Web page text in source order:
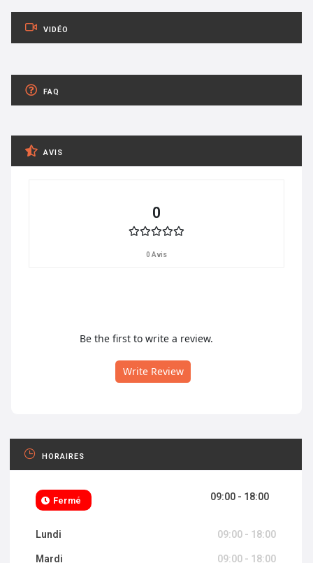
VIDÉO
FAQ
AVIS
0
0 Avis
Be the first to write a review.
Write Review
HORAIRES
Fermé 09:00 - 18:00
Lundi 09:00 - 18:00
Mardi 09:00 - 18:00